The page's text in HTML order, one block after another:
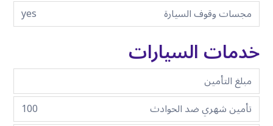
مجسات وقوف السيارة
yes
خدمات السيارات
مبلغ التأمين
تأمين شهري ضد الحوادث
100